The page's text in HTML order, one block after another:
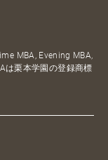
MBA, Evening MBA,
は栗本学園の登録商標